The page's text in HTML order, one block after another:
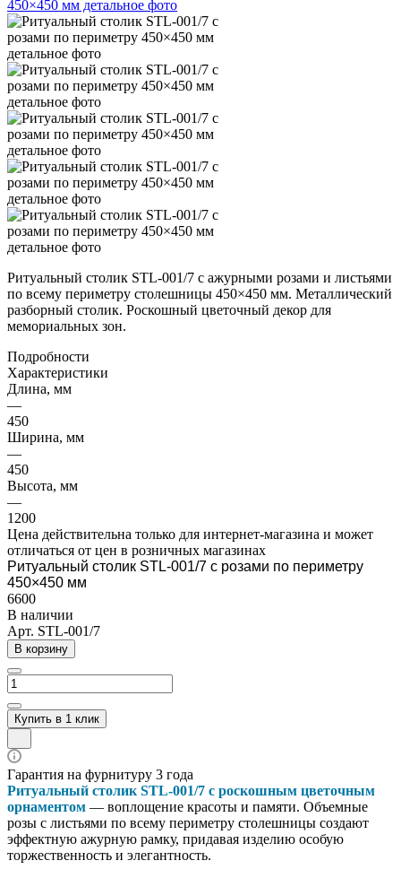
Ритуальный столик STL-001/7 с ажурными розами и листьями
по всему периметру столешницы 450×450 мм. Металлический
разборный столик. Роскошный цветочный декор для
мемориальных зон.
Подробности
Характеристики
Длина, мм
—
450
Ширина, мм
—
450
Высота, мм
—
1200
Цена действительна только для интернет-магазина и может
отличаться от цен в розничных магазинах
Ритуальный столик STL-001/7 с розами по периметру
450×450 мм
6600
В наличии
Арт. STL-001/7
В корзину
Купить в 1 клик
Гарантия на фурнитуру 3 года
Ритуальный столик STL-001/7 с роскошным цветочным
орнаментом — воплощение красоты и памяти. Объемные
розы с листьями по всему периметру столешницы создают
эффектную ажурную рамку, придавая изделию особую
торжественность и элегантность.